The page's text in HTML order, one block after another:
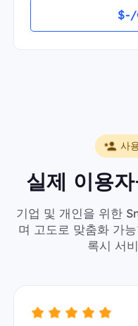
$-/
사
실제 이용
기업 및 개인을 위한
며 고도로 맞춤화 가
록시 서